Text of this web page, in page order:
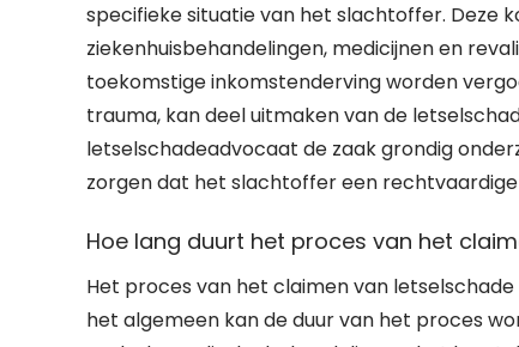
specifieke situatie van het slachtoffer. Deze
ziekenhuisbehandelingen, medicijnen en
toekomstige inkomstenderving worden
trauma, kan deel uitmaken van de
letselschadeadvocaat de zaak grondig
zorgen dat het slachtoffer een
Hoe lang duurt het proces van het
Het proces van het claimen van
het algemeen kan de duur van het proces